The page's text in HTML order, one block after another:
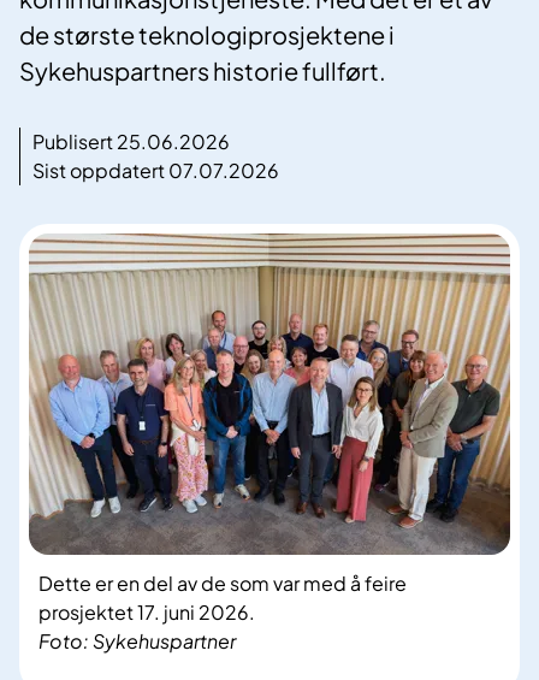
de største teknologiprosjektene i
Sykehuspartners historie fullført.
Publisert 25.06.2026
Sist oppdatert 07.07.2026
Foto: Sykehuspartner
Dette er en del av de som var med å feire
prosjektet 17. juni 2026.